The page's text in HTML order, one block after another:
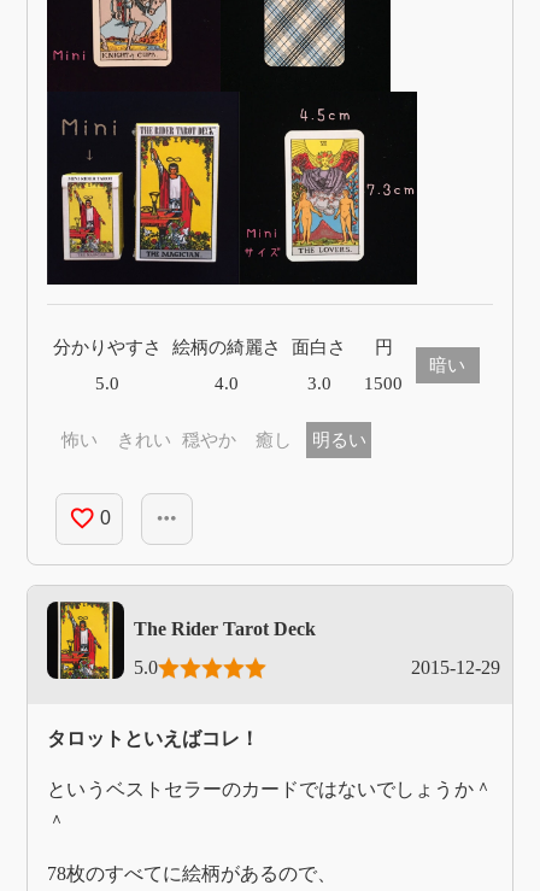
分かりやすさ
5.0
絵柄の綺麗さ
4.0
面白さ
3.0
円
1500
暗い
怖い きれい 穏やか 癒し 明るい
favorite_border 0 more_horiz
The Rider Tarot Deck
5.0
2015-12-29
タロットといえばコレ！
というベストセラーのカードではないでしょうか＾
＾
78枚のすべてに絵柄があるので、